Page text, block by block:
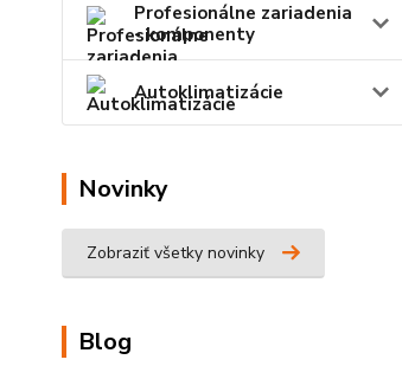
Profesionálne zariadenia
- komponenty
Autoklimatizácie
Novinky
Zobraziť všetky novinky
Blog